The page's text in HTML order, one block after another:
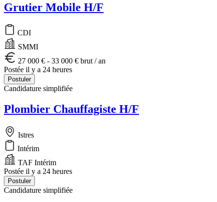
Grutier Mobile H/F
CDI
SMMI
27 000 € - 33 000 € brut / an
Postée il y a 24 heures
Postuler
Candidature simplifiée
Plombier Chauffagiste H/F
Istres
Intérim
TAF Intérim
Postée il y a 24 heures
Postuler
Candidature simplifiée